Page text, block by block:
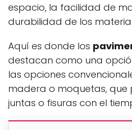
espacio, la facilidad de
durabilidad de los
Aquí es donde los
destacan como una
las opciones
madera o moquetas, que
juntas o fisuras con el